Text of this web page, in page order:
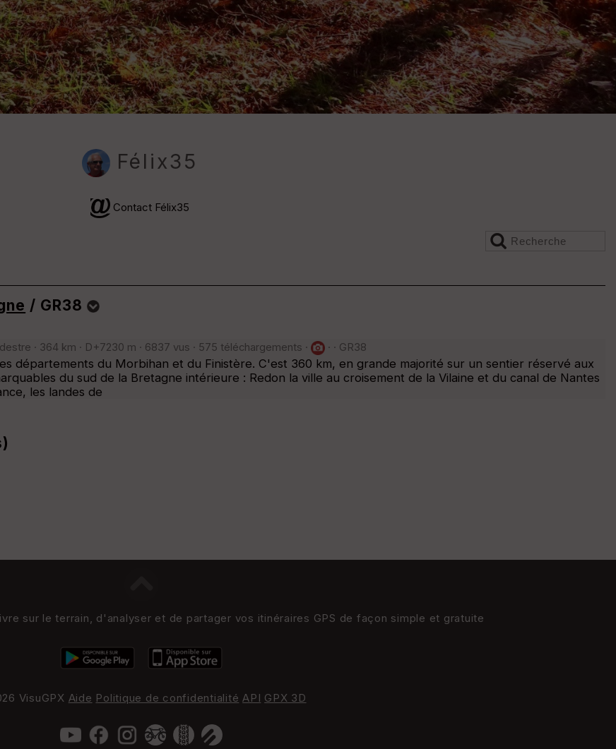
Félix35
Contact Félix35
/ GR38
· 364 km · D+7230 m · 6837 vus · 575 téléchargements · · · GR38
départements du Morbihan et du Finistère. C'est 360 km, en grande majorité sur un sentier réservé aux
du sud de la Bretagne intérieure : Redon la ville au croisement de la Vilaine et du canal de Nantes
les landes de
sur le terrain, d'analyser et de partager vos itinéraires GPS de façon simple et gratuite
VisuGPX Aide Politique de confidentialité API GPX 3D